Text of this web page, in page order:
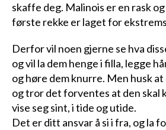
skaffe deg. Malinois er en rask
første rekke er laget for
Derfor vil noen gjerne se hva
og vil la dem henge i filla, legge
og høre dem knurre. Men husk
og tror det forventes at den skal
vise seg sint, i tide og utide.
Det er ditt ansvar å si i fra, og la